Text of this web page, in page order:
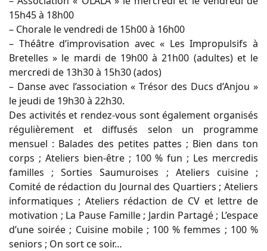
15h45 à 18h00
– Chorale le vendredi de 15h00 à 16h00
– Théâtre d’improvisation avec « Les Impropulsifs à
Bretelles » le mardi de 19h00 à 21h00 (adultes) et le
mercredi de 13h30 à 15h30 (ados)
– Danse avec l’association « Trésor des Ducs d’Anjou »
le jeudi de 19h30 à 22h30.
Des activités et rendez-vous sont également organisés
régulièrement et diffusés selon un programme
mensuel : Balades des petites pattes ; Bien dans ton
corps ; Ateliers bien-être ; 100 % fun ; Les mercredis
familles ; Sorties Saumuroises ; Ateliers cuisine ;
Comité de rédaction du Journal des Quartiers ; Ateliers
informatiques ; Ateliers rédaction de CV et lettre de
motivation ; La Pause Famille ; Jardin Partagé ; L’espace
d’une soirée ; Cuisine mobile ; 100 % femmes ; 100 %
seniors ; On sort ce soir…